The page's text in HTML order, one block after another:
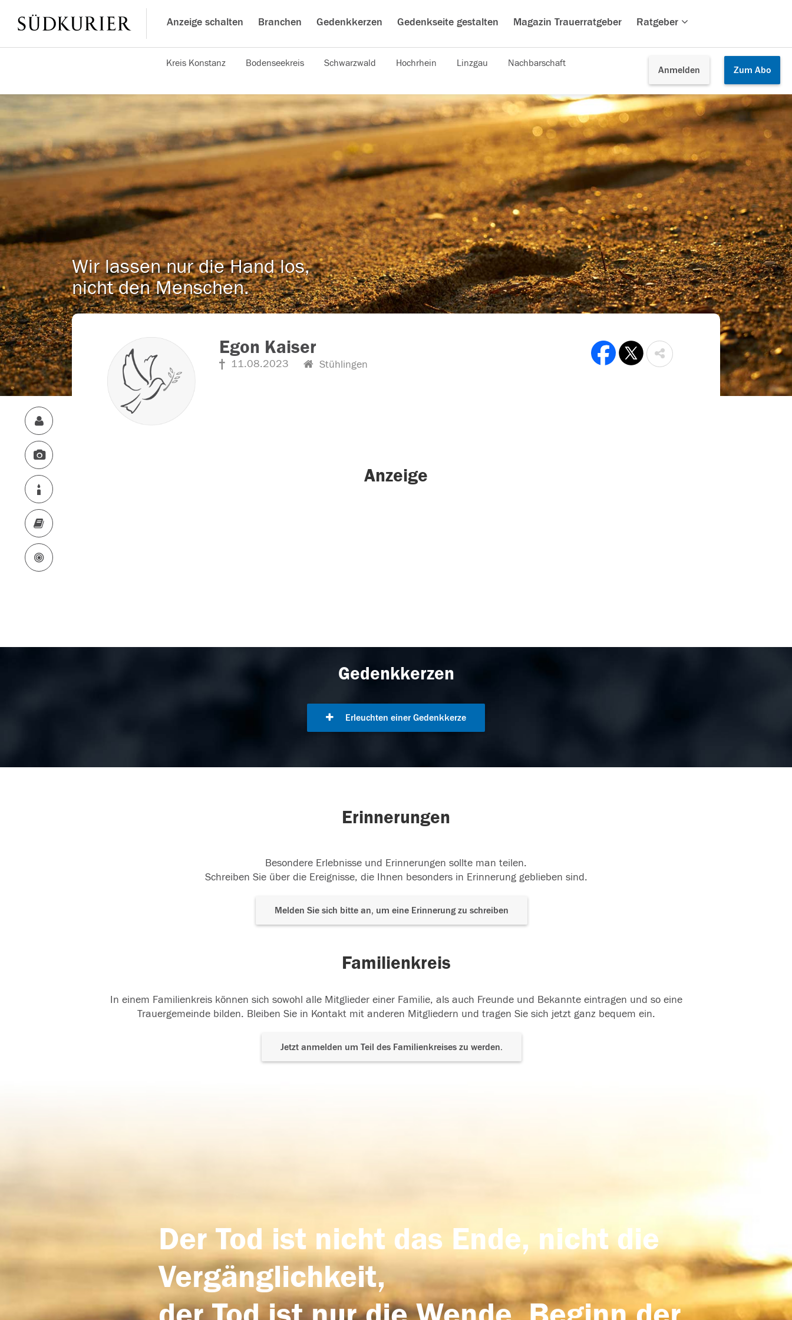
Anzeige schalten Branchen Gedenkkerzen Gedenkseite gestalten Magazin Trauerratgeber Ratgeber
Anmelden Zum Abo
Kreis Konstanz Bodenseekreis Schwarzwald Hochrhein Linzgau Nachbarschaft
Wir lassen nur die Hand los,
nicht den Menschen.
Egon Kaiser
11.08.2023 Stühlingen
Anzeige
Gedenkkerzen
Erleuchten einer Gedenkkerze
Erinnerungen
Besondere Erlebnisse und Erinnerungen sollte man teilen.
Schreiben Sie über die Ereignisse, die Ihnen besonders in Erinnerung geblieben sind.
Melden Sie sich bitte an, um eine Erinnerung zu schreiben
Familienkreis
In einem Familienkreis können sich sowohl alle Mitglieder einer Familie, als auch Freunde und Bekannte eintragen und so eine
Trauergemeinde bilden. Bleiben Sie in Kontakt mit anderen Mitgliedern und tragen Sie sich jetzt ganz bequem ein.
Jetzt anmelden um Teil des Familienkreises zu werden.
Der Tod ist nicht das Ende, nicht die
Vergänglichkeit,